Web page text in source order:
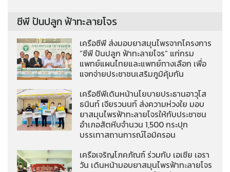
ซีพี ปันปลูก ฟ้าทะลายโจร
เครือซีพี ส่งมอบยาสมุนไพรจากโครงการ
“ซีพี ปันปลูก ฟ้าทะลายโจร” แก่กรม
แพทย์แผนไทยและแพทย์ทางเลือก เพื่อ
แจกจ่ายประชาชนเสริมภูมิคุ้มกัน
เครือซีพีเดินหน้านโยบายประธานอาวุโส
ธนินท์ เจียรวนนท์ ส่งความห่วงใย มอบ
ยาสมุนไพรฟ้าทะลายโจรให้กับประชาชน
อำเภอสัตหีบจำนวน 1,500 กระปุก
บรรเทาสถานการณ์โอมิครอน
เครือเจริญโภคภัณฑ์ ร่วมกับ เอเชีย เอรา
วัน เดินหน้ามอบยาสมุนไพรฟ้าทะลายโจร